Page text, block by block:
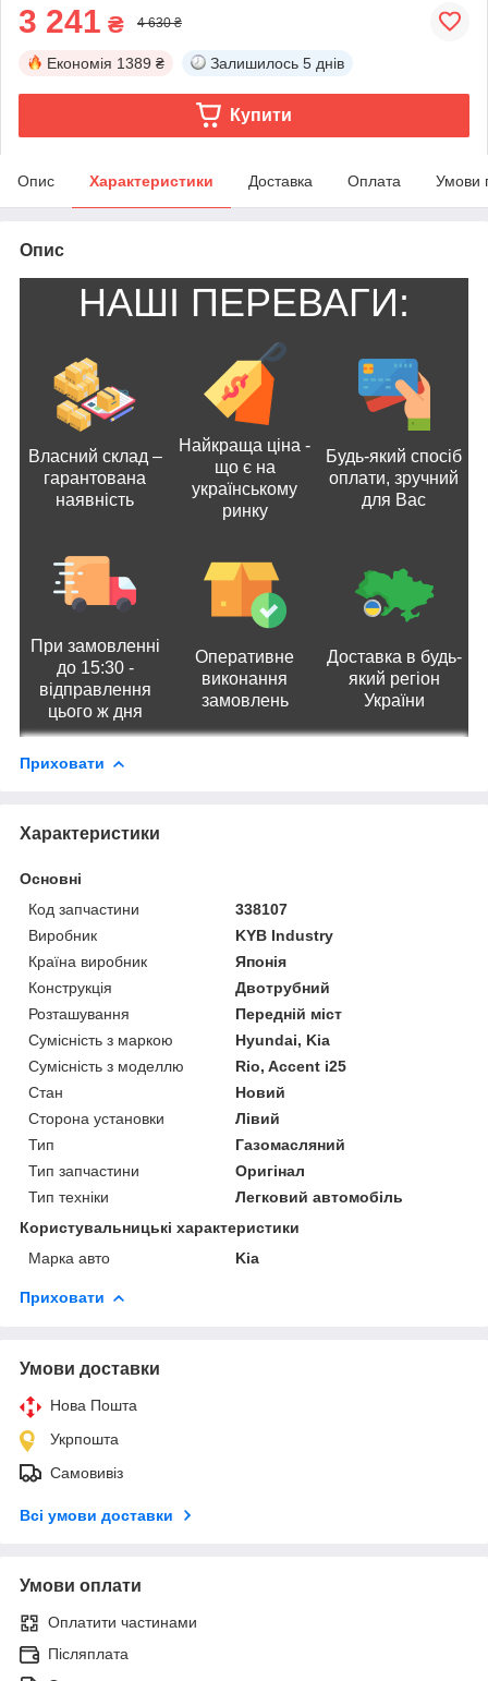
3 241 ₴ 4 630 ₴
Економія 1389 ₴ Залишилось 5 днів
Купити
Опис Характеристики Доставка Оплата Умови
Опис
НАШІ ПЕРЕВАГИ:
Власний склад –
гарантована
наявність
Найкраща ціна -
що є на
українському
ринку
Будь-який спосіб
оплати, зручний
для Вас
При замовленні
до 15:30 -
відправлення
цього ж дня
Оперативне
виконання
замовлень
Доставка в будь-
який регіон
України
Приховати
Характеристики
Основні
Код запчастини
338107
Виробник
KYB Industry
Країна виробник
Японія
Конструкція
Двотрубний
Розташування
Передній міст
Сумісність з маркою
Hyundai, Kia
Сумісність з моделлю
Rio, Accent i25
Стан
Новий
Сторона установки
Лівий
Тип
Газомасляний
Тип запчастини
Оригінал
Тип техніки
Легковий автомобіль
Користувальницькі характеристики
Марка авто
Kia
Приховати
Умови доставки
Нова Пошта
Укрпошта
Самовивіз
Всі умови доставки
Умови оплати
Оплатити частинами
Післяплата